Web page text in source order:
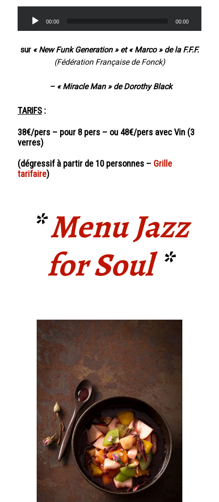
audio
00:00 00:00
sur « New Funk Generation » et « Marco » de la F.F.F.
(Fédération Française de Fonck)
– « Miracle Man » de Dorothy Black
TARIFS:
38€/pers – pour 8 pers – ou48€/pers avec Vin (3
verres)
(dégressif à partir de 10 personnes – Grille
tarifaire)
*Menu Jazz
for Soul*